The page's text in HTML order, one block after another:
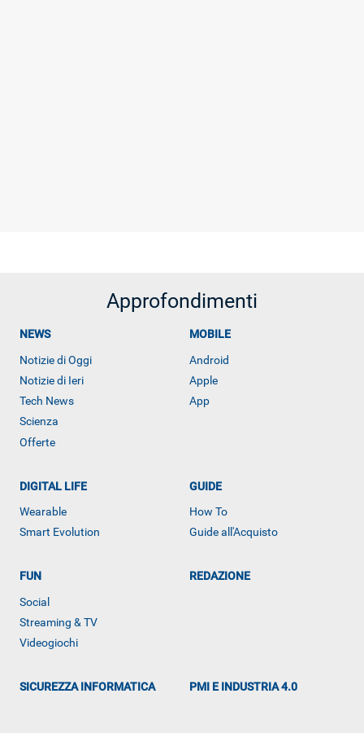
Approfondimenti
NEWS
Notizie di Oggi
Notizie di Ieri
Tech News
Scienza
Offerte
MOBILE
Android
Apple
App
DIGITAL LIFE
Wearable
Smart Evolution
GUIDE
How To
Guide all'Acquisto
FUN
Social
Streaming & TV
Videogiochi
REDAZIONE
SICUREZZA INFORMATICA PMI E INDUSTRIA 4.0